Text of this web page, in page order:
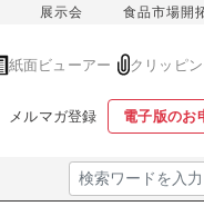
展示会 食品市場開
紙面ビューアー クリッピ
メルマガ登録 電子版のお